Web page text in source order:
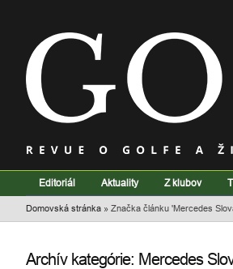
Editoriál Aktuality Z klubov
Domovská stránka » Značka článku 'Mercedes
Archív kategórie: Mercedes